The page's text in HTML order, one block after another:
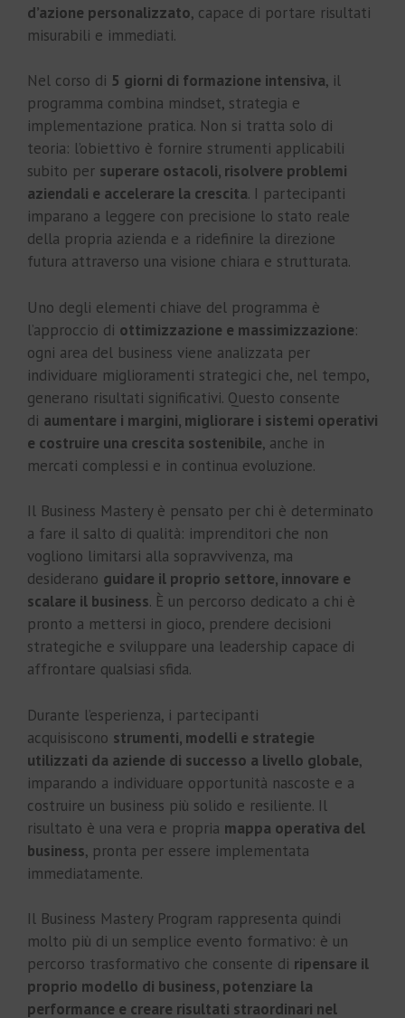
d’azione personalizzato, capace di portare risultati
misurabili e immediati.
Nel corso di 5 giorni di formazione intensiva, il
programma combina mindset, strategia e
implementazione pratica. Non si tratta solo di
teoria: l’obiettivo è fornire strumenti applicabili
subito per superare ostacoli, risolvere problemi
aziendali e accelerare la crescita. I partecipanti
imparano a leggere con precisione lo stato reale
della propria azienda e a ridefinire la direzione
futura attraverso una visione chiara e strutturata.
Uno degli elementi chiave del programma è
l’approccio di ottimizzazione e massimizzazione:
ogni area del business viene analizzata per
individuare miglioramenti strategici che, nel tempo,
generano risultati significativi. Questo consente
di aumentare i margini, migliorare i sistemi operativi
e costruire una crescita sostenibile, anche in
mercati complessi e in continua evoluzione.
Il Business Mastery è pensato per chi è determinato
a fare il salto di qualità: imprenditori che non
vogliono limitarsi alla sopravvivenza, ma
desiderano guidare il proprio settore, innovare e
scalare il business. È un percorso dedicato a chi è
pronto a mettersi in gioco, prendere decisioni
strategiche e sviluppare una leadership capace di
affrontare qualsiasi sfida.
Durante l’esperienza, i partecipanti
acquisiscono strumenti, modelli e strategie
utilizzati da aziende di successo a livello globale,
imparando a individuare opportunità nascoste e a
costruire un business più solido e resiliente. Il
risultato è una vera e propria mappa operativa del
business, pronta per essere implementata
immediatamente.
Il Business Mastery Program rappresenta quindi
molto più di un semplice evento formativo: è un
percorso trasformativo che consente di ripensare il
proprio modello di business, potenziare la
performance e creare risultati straordinari nel